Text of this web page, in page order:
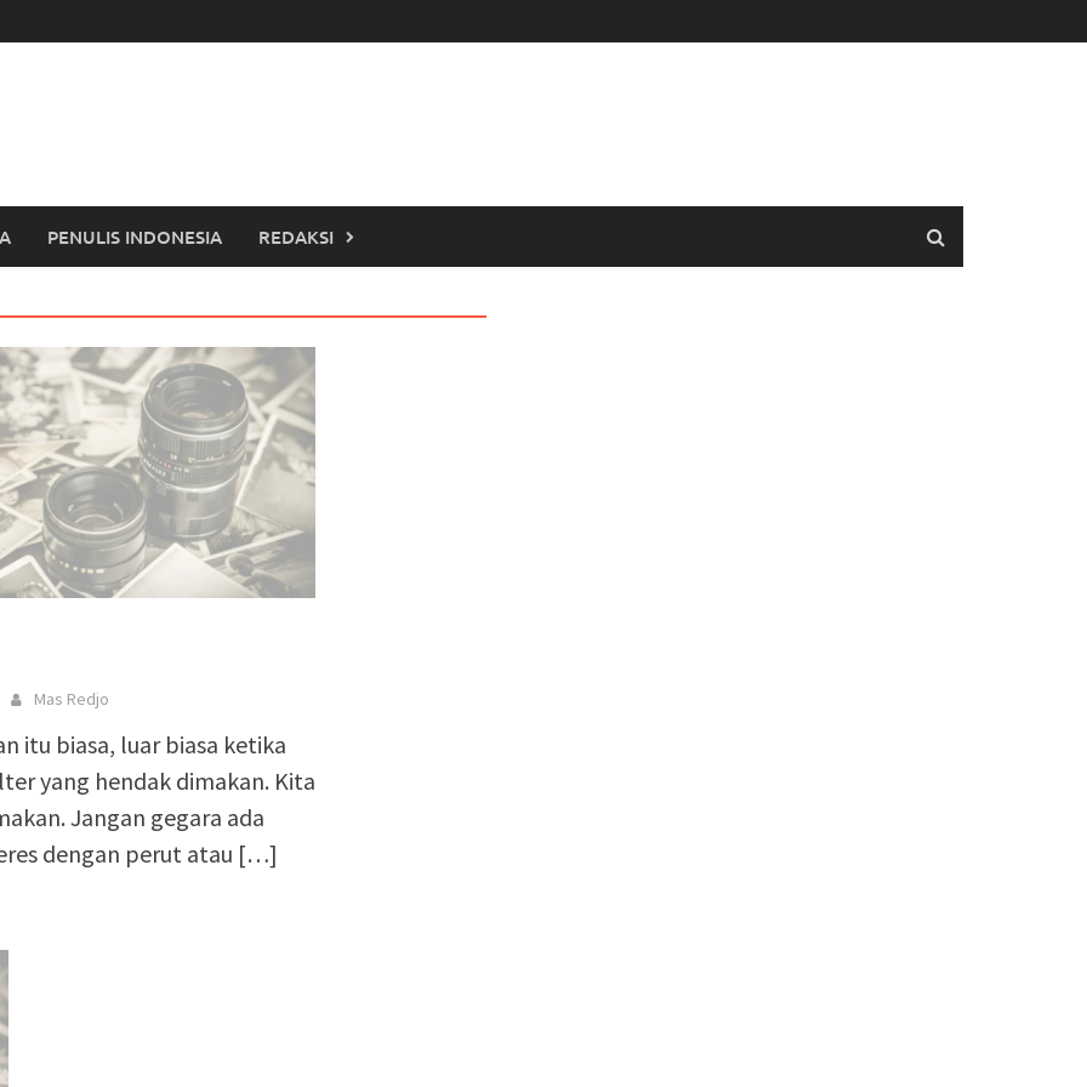
PENULIS INDONESIA REDAKSI
Mas Redjo
itu biasa, luar biasa ketika
yang hendak dimakan. Kita
Jangan gegara ada
dengan perut atau […]